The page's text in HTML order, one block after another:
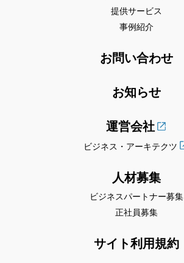
提供サービス
事例紹介
お問い合わせ
お知らせ
運営会社
ビジネス・アーキテクツ
人材募集
ビジネスパートナー募集
正社員募集
サイト利用規約